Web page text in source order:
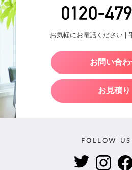
お気軽にお電話ください |
お問い合わ
お見積り
FOLLOW US